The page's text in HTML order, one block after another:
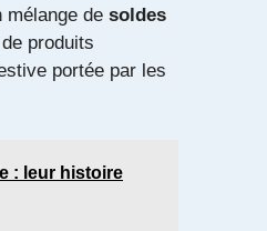
de soldes
produits
portée par les
: leur histoire